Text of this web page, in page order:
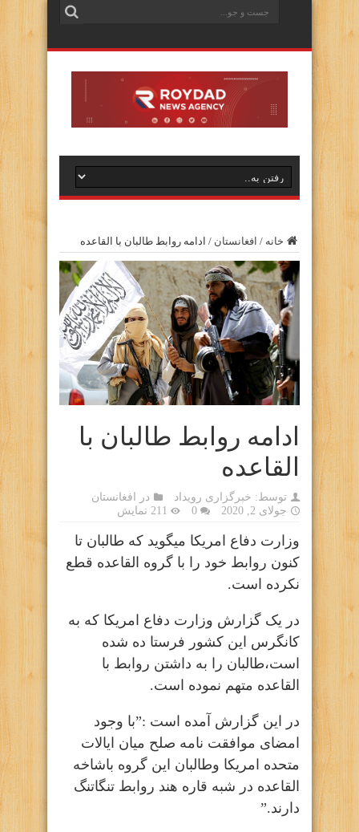
خانه / افغانستان / ادامه روابط طالبان با القاعده
ادامه روابط طالبان با
القاعده
توسط: خبرگزاری رویداد در
افغانستان
جولای 2, 2020
0 211 نمایش
وزارت دفاع امریکا میگوید که طالبان تا
کنون روابط خود را با گروه القاعده قطع
نکرده است.
در یک گزارش وزارت دفاع امریکا که به
کانگرس این کشور فرستا ده شده
است،طالبان را به داشتن روابط با
القاعده متهم نموده است.
در این گزارش آمده است :”با وجود
امضای موافقت نامه صلح میان ایالات
متحده امریکا وطالبان این گروه باشاخه
القاعده در شبه قاره هند روابط تنگاتنگ
دارند.”